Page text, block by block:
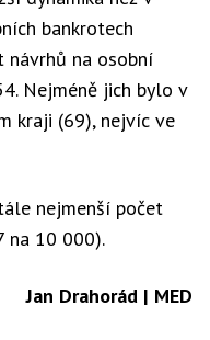
bankrotech
návrhů na osobní
Nejméně jich bylo v
kraji (69), nejvíc ve
nejmenší počet
na 10 000).
Jan Drahorád | MED